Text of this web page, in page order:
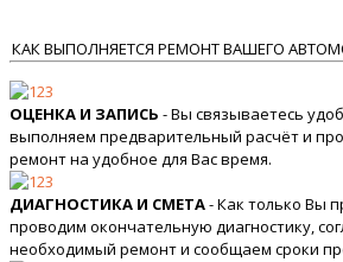
КАК ВЫПОЛНЯЕТСЯ РЕМОНТ ВАШЕГО
ОЦЕНКА И ЗАПИСЬ - Вы связываетесь
выполняем предварительный расчёт и
ремонт на удобное для Вас время.
ДИАГНОСТИКА И СМЕТА- Как только Вы
проводим окончательную диагностику,
необходимый ремонт и сообщаем сроки